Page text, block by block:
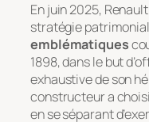
En juin 2025,
stratégie
emblématiques
1898, dans le but
exhaustive de son
constructeur a
en se séparant